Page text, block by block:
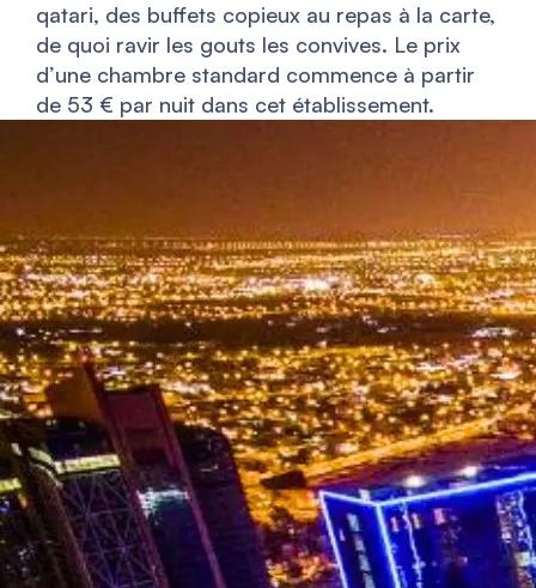
qatari, des buffets copieux au repas à la carte,
de quoi ravir les gouts les convives. Le prix
d’une chambre standard commence à partir
de 53 € par nuit dans cet établissement.